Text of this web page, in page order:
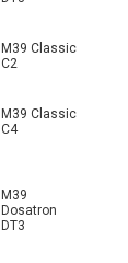
M39 Classic
C2
M39 Classic
C4
M39
Dosatron
DT3